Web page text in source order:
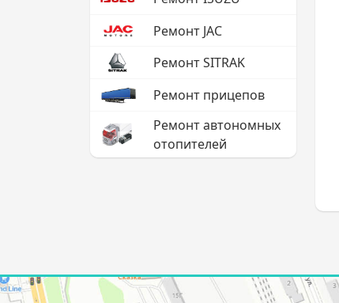
Ремонт JAC
Ремонт SITRAK
Ремонт прицепов
Ремонт автономных
отопителей